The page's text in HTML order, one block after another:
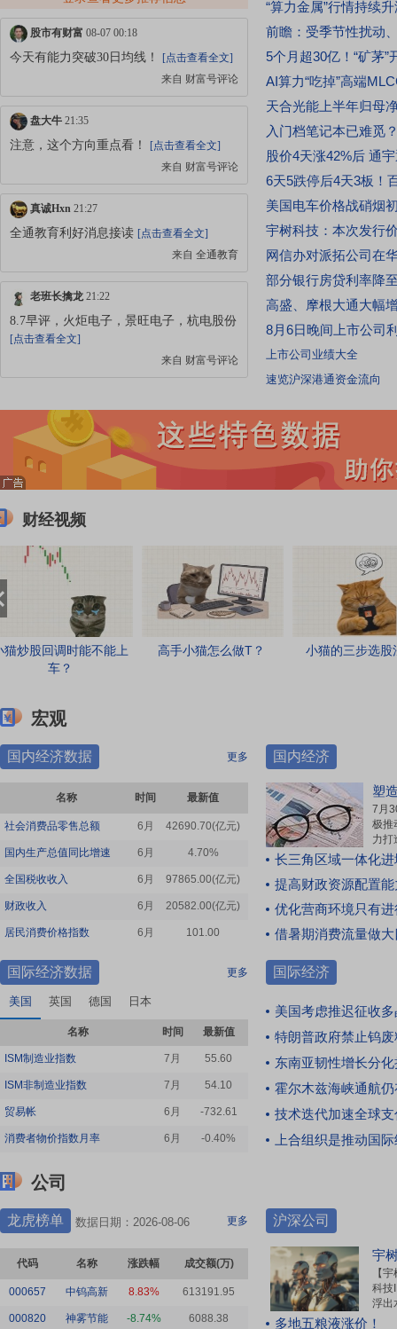
【特朗普宣布对多晶硅及其衍生产品加征
关税】美国总统特朗普当地时间8月6日签署行政
令，依据《1962年贸易扩展法》第232条，对进
口多晶硅及其衍生产品采取最低进口价格和额外
关税措施，以支持美国国内多晶硅、半导体和太
阳能供应链。公告规定，最低进口价格分别为：
多晶硅每公斤21美元；多晶硅锭和晶圆每公斤
100美元；太阳能电池每瓦0.22美元；太阳能组
件每瓦0.38美元。同时，美国将对公告附件所列
多晶硅锭及相关衍生产品加征15%的从价关税。
相关措施将自2026年12月4日美国东部时间凌晨
12时01分起生效。公告还授权商务部建立“回流美
国”激励计划。企业如承诺在美国建设、翻新或扩
建多晶硅、硅锭、晶圆或太阳能电池生产设施，
并在2029年1月20日前开工，可申请部分进口设
备和相关产品免缴第232条关税。[点击查看全文]
05:45 | 【美国10年期国债收益率上涨6个基点】
周四（8月6日）纽约尾盘，美国10年期国债收益
率上涨6个基点，刷新日高至4.6757%；两年期美
30年期美债收益率涨4.66个基点，报5.2146%。
[点击查看全文]
05:35 |
【全球市场同频共振 存储板块多空分歧
明显】两份超出市场预期的季度报告，并未为美
股存储巨头闪迪与西部数据的股价带来提振。季
度报告发布后，两家存储巨头盘后股价双双重
挫。全球资本市场联动明显，截至8月6日，A股
芯片指数较年内高点已回撤逾24%，相关个股近
期波动剧烈。8月6日亚太交易时段，铠侠、SK海
力士均跌超10%。全球存储板块同频共振，将一
个问题推到了台前，这一轮由AI热潮驱动的存储
芯片景气上行周期，究竟是“在路上”，还是已近
终点？[点击查看全文]
05:32
月表现有韧性】美联储官员穆萨莱姆表示，美国
经济近几个月表现有韧性。[点击查看全文]
14938点。[点击查看全文]
上“过山车” 最新公告：控股股东减持实施完毕】
8月6日盘后，百合花（SH603823，股价66.80
元，市值278.13亿元）连发两份公告，披露控股
东百合花控股有限公司通过集中竞价方式减持公
司股份4163620股，占公司总股本的1%，本次减
持计划已实施完毕；与此同时，公司股票因连续
多日大涨触发异常波动，公司就相关业务、业绩
及二级市场风险作出提示。[点击查看全文]
05:22 | 【股价4天涨42%后 通宇通讯火速澄清：
交易日股价涨42%的通宇通讯（002792.SZ，股
价33.81元，市值177.11亿元），在8月6日盘后
就市场传闻进行澄清。[点击查看全文]
05:21
格波动，7月通胀水平或边际放缓】国家统计局将
于8月9日上午9时30分公布7月物价数据。机构认
为，7月通胀或边际放缓，全国居民消费价格
或有所回落。[点击查看全文]
商用 先进光互联“多路线竞速”】AI算力持续向更
股市有财富 08-07 00:18
今天有能力突破30日均线！
[点击查看全文]
来自 财富号评论
盘大牛 21:35
注意，这个方向重点看！
[点击查看全文]
来自 财富号评论
真诚Hxn 21:27
全通教育利好消息接读 [点击查看全文]
来自 全通教育
老班长擒龙 21:22
8.7早评，火炬电子，景旺电子，杭电股份
[点击查看全文]
来自 财富号评论
对股价的影响，中信证券持股宇树科技强
度仅为华安证券的2倍！
[点击查看全文]
来自
SpaceX千亿解禁日涨超6%！周三14%的暴
跌，才是真正的“解禁出货”
来自 财富号评论
21:06
科技主线大分歧 别被消息骗了 盯死这三
只票 看资金往哪逃 [点击查看全文]
清风明月芬达8
8-7日实战日记1 [点击查看全文]
来自 财富号评论
乐于助人的魏桐17 21:03
看懂再炒股 [点击查看全文]
来自株冶集团
大股东对外宣传还是用华泰集团抢着给自
华泰股份
胡葱不是韭菜
[点击查看全文]
来自
兆易创新
今天突破30日概率大不大？
通变致久Shenzhen
【实战】结合提示说实战（0807）
平等的乔含 20:10
“算力金属”行情持续
AI算力“吃掉”高端
网信办对派拓公司在
8月6日晚间上市公司
上市公司业绩大全
速览沪深港通资金流向
财经视频
猫炒股回调时能不能上
车？
高手小猫怎么做T？ 小猫的三步选股
宏观
国内经济数据 更多
名称 时间 最新值
社会消费品零售总额 6月 42690.70(亿元)
国内生产总值同比增速 6月 4.70%
全国税收收入 6月 97865.00(亿元)
财政收入 6月 20582.00(亿元)
居民消费价格指数 6月 101.00
国际经济数据 更多
美国 英国 德国 日本
名称 时间 最新值
ISM制造业指数 7月 55.60
ISM非制造业指数 7月 54.10
贸易帐 6月 -732.61
消费者物价指数月率 6月 -0.40%
国内经济
塑
7月
极推
力打
常务
产
能源
速
续迸
量。
长三角区域一体化
提高财政资源配置能
优化营商环境只有
借暑期消费流量做
国际经济
美国考虑推迟征收
特朗普政府禁止钨废料、电
东南亚韧性增长分
霍尔木兹海峡通航
技术迭代加速全球
上合组织是推动国
公司
龙虎榜单 数据日期：2026-08-06 更多
代码 名称 涨跌幅 成交额(万)
000657 中钨高新 8.83% 613191.95
000820 神雾节能 -8.74% 6088.38
沪深公司
宇
【
科技
浮出
本次
多地五粮液涨价！